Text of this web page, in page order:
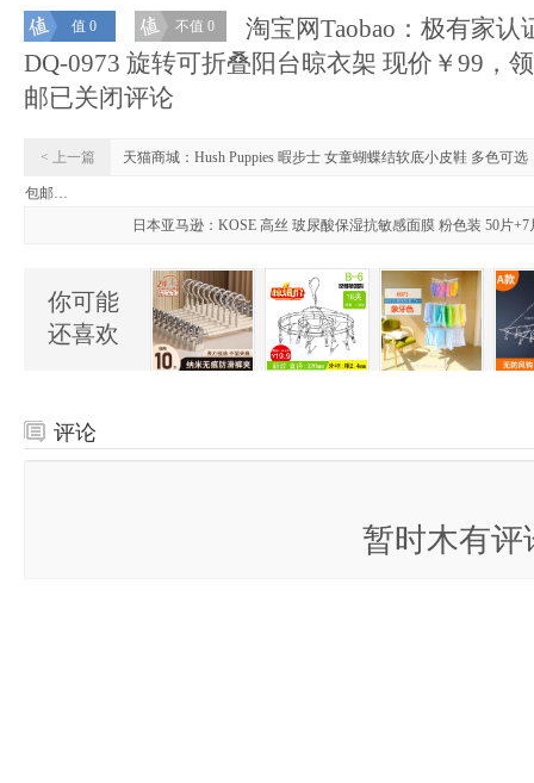
值 0 不值 0
淘宝网Taobao：极有家认
DQ-0973 旋转可折叠阳台晾衣架 现价￥99，
邮已关闭评论
< 上一篇 天猫商城：Hush Puppies 暇步士 女童蝴蝶结软底小皮鞋 多色可
包邮…
日本亚马逊：KOSE 高丝 玻尿酸保湿抗敏感面膜 粉色装 50片
你可能
还喜欢
评论
暂时木有评